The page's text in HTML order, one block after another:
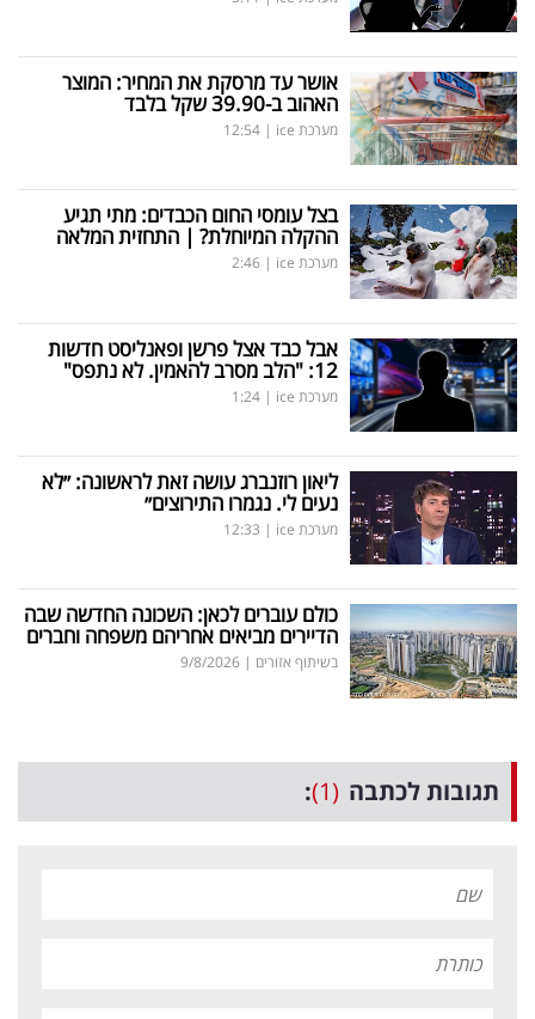
אושר עד מרסקת את המחיר: המוצר
האהוב ב-39.90 שקל בלבד
מערכת ice |
12:54
בצל עומסי החום הכבדים: מתי תגיע
ההקלה המיוחלת? | התחזית המלאה
מערכת ice |
2:46
אבל כבד אצל פרשן ופאנליסט חדשות
12: "הלב מסרב להאמין. לא נתפס"
מערכת ice |
1:24
ליאון רוזנברג עושה זאת לראשונה: ״לא
נעים לי. נגמרו התירוצים״
מערכת ice |
12:33
כולם עוברים לכאן: השכונה החדשה שבה
הדיירים מביאים אחריהם משפחה וחברים
בשיתוף אזורים |
9/8/2026
תגובות לכתבה (1)
: